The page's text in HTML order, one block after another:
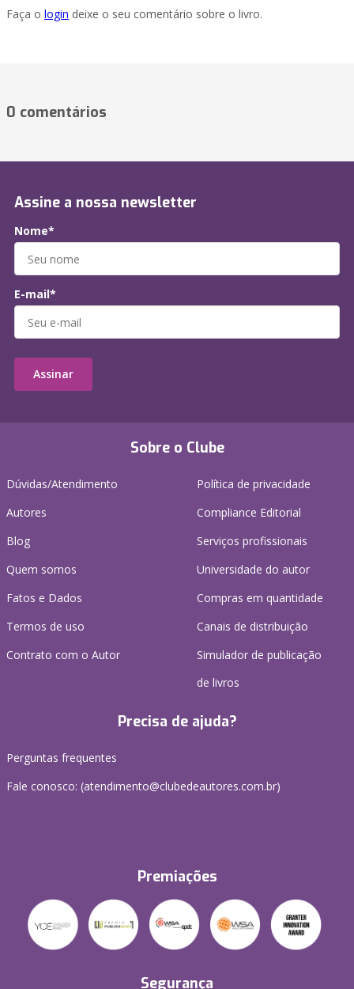
Faça o login deixe o seu comentário sobre o livro.
0 comentários
Sobre o Clube
Dúvidas/Atendimento
Autores
Blog
Quem somos
Fatos e Dados
Termos de uso
Contrato com o Autor
Política de privacidade
Compliance Editorial
Serviços profissionais
Universidade do autor
Compras em quantidade
Canais de distribuição
Simulador de publicação
de livros
Precisa de ajuda?
Perguntas frequentes
Fale conosco: (atendimento@clubedeautores.com.br)
Premiações
Segurança
Assine a nossa newsletter
Nome*
E-mail*
Assinar